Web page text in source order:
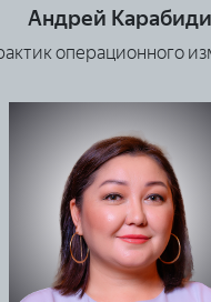
Андрей Карабиди
операционного